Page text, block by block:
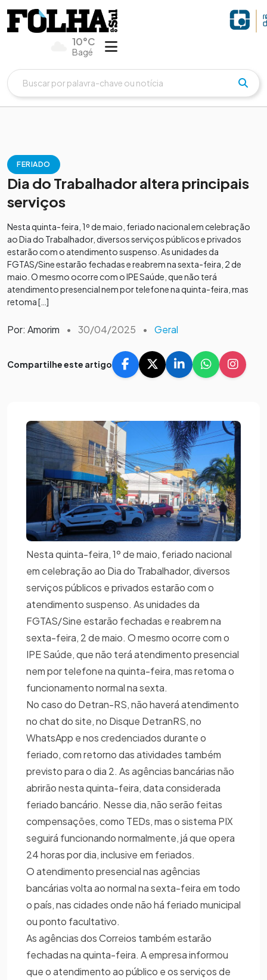
10°C
Bagé
FERIADO
Dia do Trabalhador altera principais
serviços
Nesta quinta-feira, 1º de maio, feriado nacional em celebração
ao Dia do Trabalhador, diversos serviços públicos e privados
estarão com o atendimento suspenso. As unidades da
FGTAS/Sine estarão fechadas e reabrem na sexta-feira, 2 de
maio. O mesmo ocorre com o IPE Saúde, que não terá
atendimento presencial nem por telefone na quinta-feira, mas
retoma […]
Por: Amorim • 30/04/2025 • Geral
Compartilhe este artigo
Nesta quinta-feira, 1º de maio, feriado nacional
em celebração ao Dia do Trabalhador, diversos
serviços públicos e privados estarão com o
atendimento suspenso. As unidades da
FGTAS/Sine estarão fechadas e reabrem na
sexta-feira, 2 de maio. O mesmo ocorre com o
IPE Saúde, que não terá atendimento presencial
nem por telefone na quinta-feira, mas retoma o
funcionamento normal na sexta.
No caso do Detran-RS, não haverá atendimento
no chat do site, no Disque DetranRS, no
WhatsApp e nos credenciados durante o
feriado, com retorno das atividades também
previsto para o dia 2. As agências bancárias não
abrirão nesta quinta-feira, data considerada
feriado bancário. Nesse dia, não serão feitas
compensações, como TEDs, mas o sistema PIX
seguirá funcionando normalmente, já que opera
24 horas por dia, inclusive em feriados.
O atendimento presencial nas agências
bancárias volta ao normal na sexta-feira em todo
o país, nas cidades onde não há feriado municipal
ou ponto facultativo.
As agências dos Correios também estarão
fechadas na quinta-feira. A empresa informou
que o atendimento ao público e os serviços de